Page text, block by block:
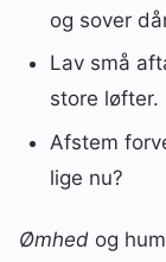
og sover
Lav små
store løfter.
Afstem
lige nu?
Ømhed og